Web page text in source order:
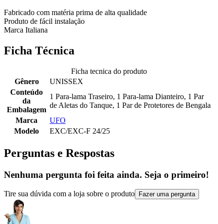
Fabricado com matéria prima de alta qualidade
Produto de fácil instalação
Marca Italiana
Ficha Técnica
Ficha tecnica do produto
Gênero
UNISSEX
Conteúdo
da
Embalagem
1 Para-lama Traseiro, 1 Para-lama Dianteiro, 1 Par
de Aletas do Tanque, 1 Par de Protetores de Bengala
Marca
UFO
Modelo
EXC/EXC-F 24/25
Perguntas e Respostas
Nenhuma pergunta foi feita ainda. Seja o primeiro!
Tire sua dúvida com a loja sobre o produto Fazer uma pergunta